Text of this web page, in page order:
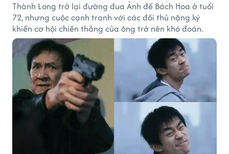
Thành Long trở lại đường đua Ảnh đế Bách Hoa ở tuổi
72, nhưng cuộc cạnh tranh với các đối thủ nặng ký
khiến cơ hội chiến thắng của ông trở nên khó đoán.